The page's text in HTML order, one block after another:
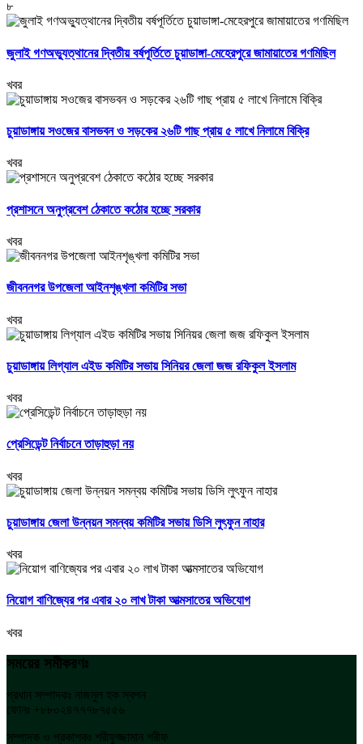
৮
জুলাই গণঅভ্যুত্থানের দ্বিতীয় বর্ষপূর্তিতে চুয়াডাঙ্গা-মেহেরপুরে জামায়াতের গণমিছিল
খবর
চুয়াডাঙ্গায় সওজের বাসভবন ও সড়কের ২৬টি গাছ প্রায় ৫ লাখে নিলামে বিক্রি
খবর
প্রশাসনে অনুপ্রবেশ ঠেকাতে কঠোর হচ্ছে সরকার
খবর
জীবননগর উপজেলা আইনশৃঙ্খলা কমিটির সভা
খবর
চুয়াডাঙ্গায় লিগ্যাল এইড কমিটির সভায় সিনিয়র জেলা জজ রফিকুল ইসলাম
খবর
প্রেসিডেন্ট নির্বাচনে তাড়াহুড়া নয়
খবর
চুয়াডাঙ্গায় জেলা উন্নয়ন সমন্বয় কমিটির সভায় ডিসি লুৎফুন নাহার
খবর
নিয়োগ বাণিজ্যের পর এবার ২০ লাখ টাকা আত্মসাতের অভিযোগ
খবর
সময়ের সমীকরণঃ
প্রধান সম্পাদকঃ নাজমুল হক স্বপন
ফোনঃ +৮৮০২৪৭৭৭৮৭৫৫৬
সম্পাদক ও প্রকাশকঃ শরীফুজ্জামান শরীফ